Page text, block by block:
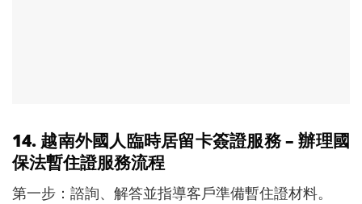
14. 越南外國人臨時居留卡簽證服務 – 辦理國
保法暫住證服務流程
第一步：諮詢、解答並指導客戶準備暫住證材料。